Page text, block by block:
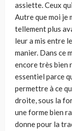
assiette. Ceux
Autre que moi je
tellement plus
leur a mis entre
manier. Dans ce
encore très bien
essentiel parce
permettre à ce
droite, sous la
une forme bien
donne pour la